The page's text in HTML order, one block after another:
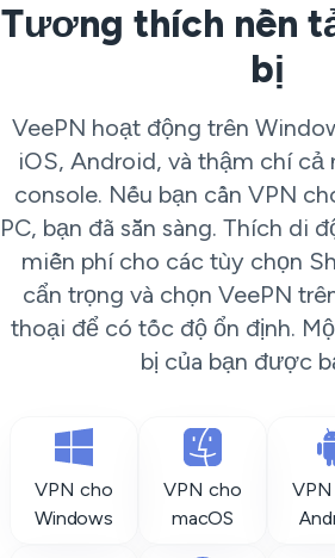
Tương thích nền
bị
VeePN hoạt động trên
iOS, Android, và thậm chí cả
console. Nếu bạn cần VPN
PC, bạn đã sẵn sàng. Thích di
miễn phí cho các tùy chọn
cẩn trọng và chọn VeePN
thoại để có tốc độ ổn định.
bị của bạn được
VPN cho
Windows
VPN cho
macOS